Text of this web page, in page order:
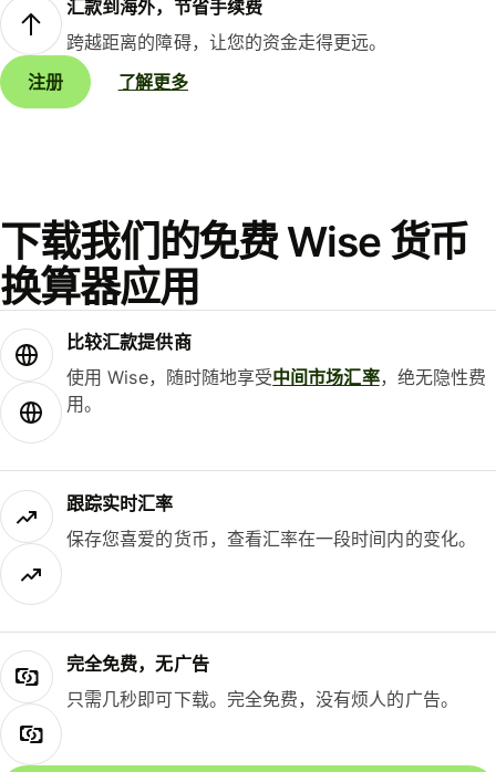
汇款到海外，节省手续费
跨越距离的障碍，让您的资金走得更远。
注册
了解更多
下载我们的免费 Wise 货币
换算器应用
比较汇款提供商
使用 Wise，随时随地享受中间市场汇率，绝无隐性费
用。
跟踪实时汇率
保存您喜爱的货币，查看汇率在一段时间内的变化。
完全免费，无广告
只需几秒即可下载。完全免费，没有烦人的广告。